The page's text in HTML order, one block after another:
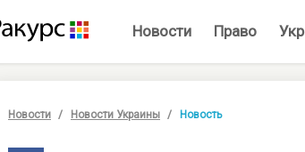
Новости Право
Новости Новости Украины Новость